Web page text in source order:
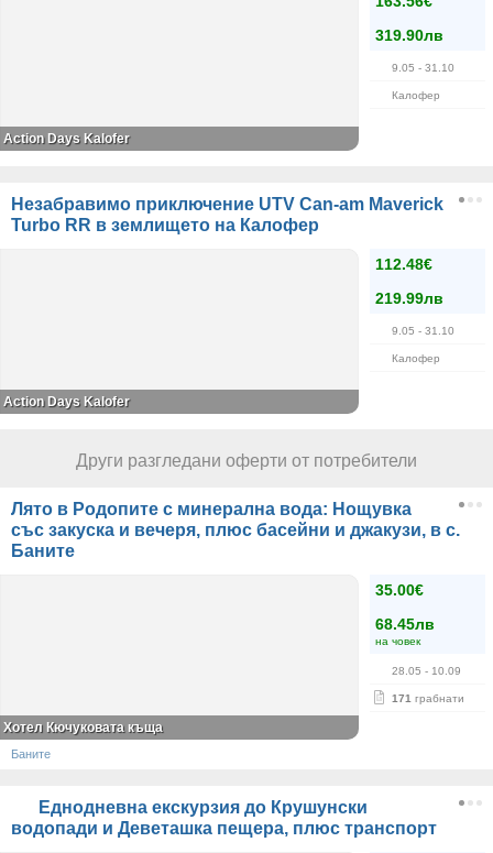
319.90лв
9.05 - 31.10
Калофер
Action Days Kalofer
Незабравимо приключение UTV Can-am Maverick
Turbo RR в землището на Калофер
112.48€
219.99лв
9.05 - 31.10
Калофер
Action Days Kalofer
Други разгледани оферти от потребители
Лято в Родопите с минерална вода: Нощувка
със закуска и вечеря, плюс басейни и джакузи, в с.
Баните
35.00€
68.45лв
на човек
28.05 - 10.09
171 грабнати
Хотел Кючуковата къща
Баните
Еднодневна екскурзия до Крушунски
водопади и Деветашка пещера, плюс транспорт